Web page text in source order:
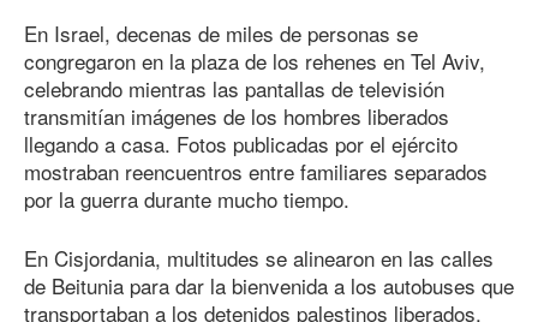
En Israel, decenas de miles de personas se
congregaron en la plaza de los rehenes en Tel Aviv,
celebrando mientras las pantallas de televisión
transmitían imágenes de los hombres liberados
llegando a casa. Fotos publicadas por el ejército
mostraban reencuentros entre familiares separados
por la guerra durante mucho tiempo.
En Cisjordania, multitudes se alinearon en las calles
de Beitunia para dar la bienvenida a los autobuses que
transportaban a los detenidos palestinos liberados.